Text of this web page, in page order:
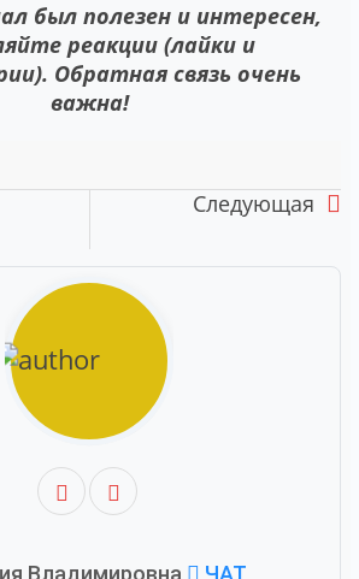
был полезен и интересен,
реакции (лайки и
Обратная связь очень
важна!
Следующая
Владимировна ЧАТ